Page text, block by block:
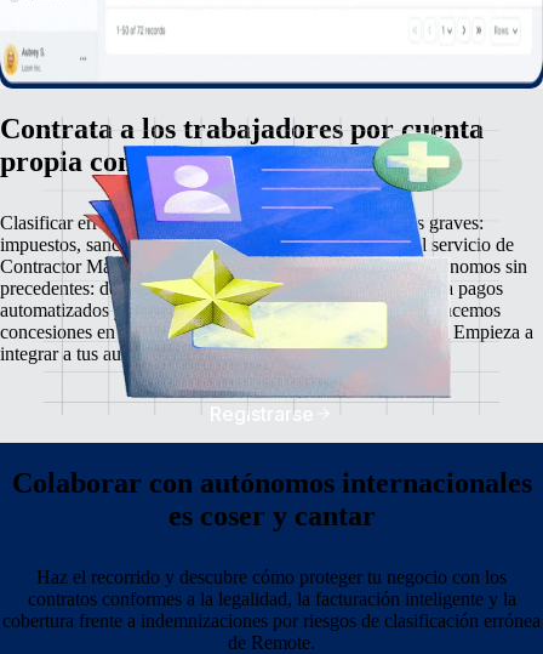
Contrata a los trabajadores por cuenta
propia con confianza
Clasificar erróneamente a un empleado conlleva riesgos graves:
impuestos, sanciones, multas y daños a la reputación. El servicio de
Contractor Management Plus garantiza una gestión de autónomos sin
precedentes: desde una gestión de integración sencilla hasta pagos
automatizados y contratos locales sólidos, en Remote no hacemos
concesiones en lo que al cumplimiento normativo respecta. Empieza a
integrar a tus autónomos sin riesgos y en unos pocos clics.
Registrarse
Colaborar con autónomos internacionales
es coser y cantar
Haz el recorrido y descubre cómo proteger tu negocio con los
contratos conformes a la legalidad, la facturación inteligente y la
cobertura frente a indemnizaciones por riesgos de clasificación errónea
de Remote.